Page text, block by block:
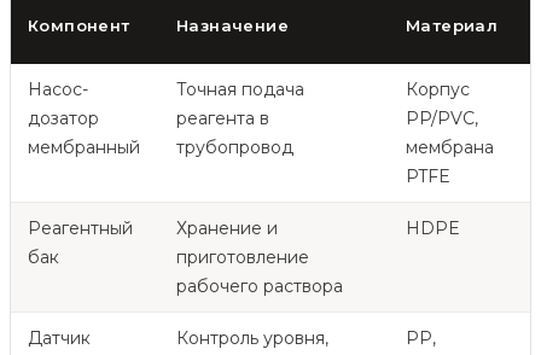
Компонент Назначение Материал
Насос-
дозатор
мембранный
Точная подача
реагента в
трубопровод
Корпус
PP/PVC,
мембрана
PTFE
Реагентный
бак
Хранение и
приготовление
рабочего раствора
HDPE
Датчик
Контроль уровня,
PP,